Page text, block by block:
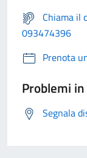
Chiama il
093474396
Prenota
Problemi
Segnala